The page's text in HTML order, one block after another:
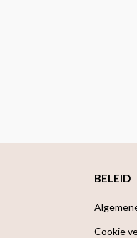
BELEID
Cookie